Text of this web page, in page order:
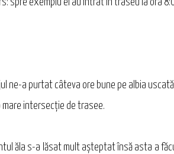
spre exemplu ei au intrat în traseu la ora
ne-a purtat câteva ore bune pe albia
mare intersecţie de trasee.
ăla s-a lăsat mult aşteptat însă asta a